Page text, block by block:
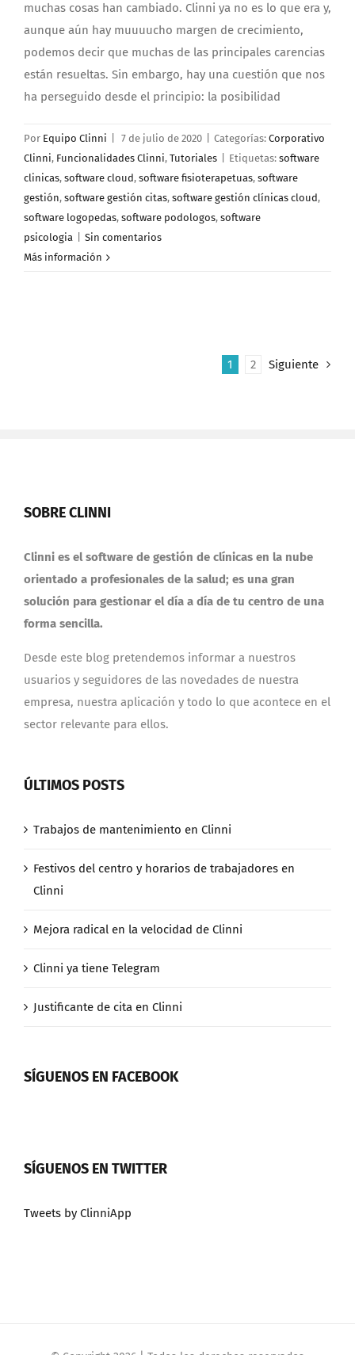
muchas cosas han cambiado. Clinni ya no es lo que era y,
aunque aún hay muuuucho margen de crecimiento,
podemos decir que muchas de las principales carencias
están resueltas. Sin embargo, hay una cuestión que nos
ha perseguido desde el principio: la posibilidad
Por Equipo Clinni 7 de julio de 2020 Categorías: Corporativo
Clinni, Funcionalidades Clinni, Tutoriales Etiquetas: software
clinicas, software cloud, software fisioterapetuas, software
gestión, software gestión citas, software gestión clínicas cloud,
software logopedas, software podologos, software
psicologia
Sin comentarios
Más información
1 2 Siguiente
SOBRE CLINNI
Clinni es el software de gestión de clínicas en la nube
orientado a profesionales de la salud; es una gran
solución para gestionar el día a día de tu centro de una
forma sencilla.
Desde este blog pretendemos informar a nuestros
usuarios y seguidores de las novedades de nuestra
empresa, nuestra aplicación y todo lo que acontece en el
sector relevante para ellos.
ÚLTIMOS POSTS
Trabajos de mantenimiento en Clinni
Festivos del centro y horarios de trabajadores en
Clinni
Mejora radical en la velocidad de Clinni
Clinni ya tiene Telegram
Justificante de cita en Clinni
SÍGUENOS EN FACEBOOK
SÍGUENOS EN TWITTER
Tweets by ClinniApp